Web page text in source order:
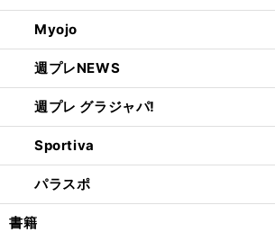
Myojo
週プレNEWS
週プレ グラジャパ!
Sportiva
パラスポ
書籍